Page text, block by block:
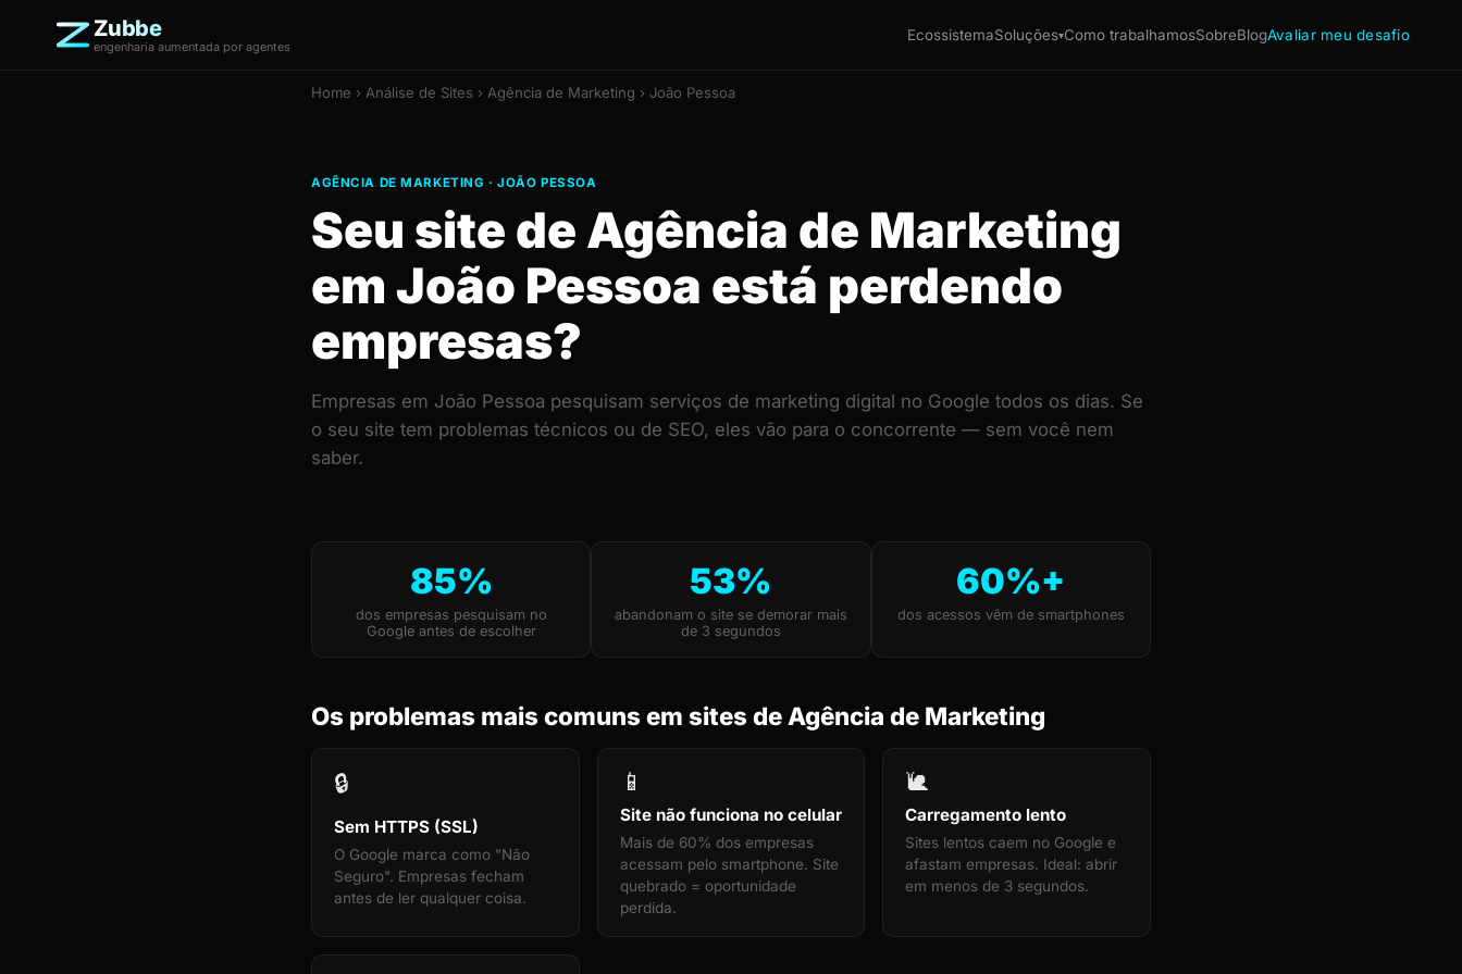
Zubbe
engenharia aumentada por agentes
EcossistemaSoluções▾Como trabalhamosSobreBlogAvaliar meu desafio
Home › Análise de Sites › Agência de Marketing › João Pessoa
AGÊNCIA DE MARKETING · JOÃO PESSOA
Seu site de Agência de Marketing
em João Pessoa está perdendo
empresas?
Empresas em João Pessoa pesquisam serviços de marketing digital no Google todos os dias. Se
o seu site tem problemas técnicos ou de SEO, eles vão para o concorrente — sem você nem
saber.
85%
dos empresas pesquisam no
Google antes de escolher
53%
abandonam o site se demorar mais
de 3 segundos
60%+
dos acessos vêm de smartphones
Os problemas mais comuns em sites de Agência de Marketing
🔒
Sem HTTPS (SSL)
O Google marca como "Não
Seguro". Empresas fecham
antes de ler qualquer coisa.
📱
Site não funciona no celular
Mais de 60% dos empresas
acessam pelo smartphone. Site
quebrado = oportunidade
perdida.
🐌
Carregamento lento
Sites lentos caem no Google e
afastam empresas. Ideal: abrir
em menos de 3 segundos.